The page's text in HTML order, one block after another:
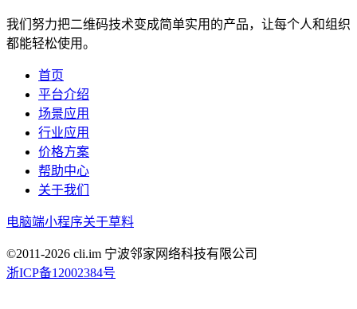
我们努力把二维码技术变成简单实用的产品，让每个人和组织
都能轻松使用。
首页
平台介绍
场景应用
行业应用
价格方案
帮助中心
关于我们
电脑端小程序关于草料
©2011-2026 cli.im 宁波邻家网络科技有限公司
浙ICP备12002384号